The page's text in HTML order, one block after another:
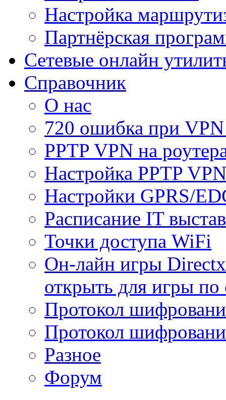
Настройка
Партнёрская
Сетевые онлайн
Справочник
О нас
720 ошибка при
PPTP VPN на
Настройка PPTP
Настройки GPRS/
Расписание IT
Точки доступа WiFi
Он-лайн игры
открыть для игры по
Протокол
Протокол
Разное
Форум